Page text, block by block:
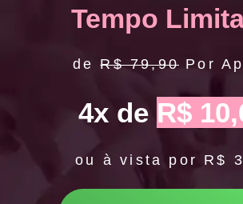
Tempo
deR$ 79,90 Por
4x de R$
ou à vista por R$